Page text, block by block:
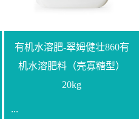
子有机碳≥23%;壳寡糖
底肥：亩用本品40kg-
100kg可替代有机肥，配合
与复合肥、水溶肥或细土
有机水溶肥-翠姆健壮860有
机水溶肥料（壳寡糖型）
20kg
...